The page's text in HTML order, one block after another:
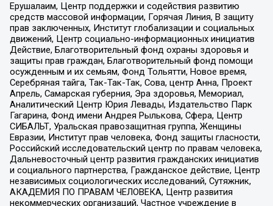
Ерушалаим, Центр поддержки и содействия развитию
средств массовой информации, Горячая Линия, В защиту
прав заключенных, Институт глобализации и социальных
движений, Центр социально-информационных инициатив
Действие, Благотворительный фонд охраны здоровья и
защиты прав граждан, Благотворительный фонд помощи
осужденным и их семьям, Фонд Тольятти, Новое время,
Серебряная тайга, Так-Так-Так, Сова, центр Анна, Проект
Апрель, Самарская губерния, Эра здоровья, Мемориал,
Аналитический Центр Юрия Левады, Издательство Парк
Гагарина, Фонд имени Андрея Рылькова, Сфера, Центр
СИБАЛЬТ, Уральская правозащитная группа, Женщины
Евразии, Институт прав человека, Фонд защиты гласности,
Российский исследовательский центр по правам человека,
Дальневосточный центр развития гражданских инициатив
и социального партнерства, Гражданское действие, Центр
независимых социологических исследований, Сутяжник,
АКАДЕМИЯ ПО ПРАВАМ ЧЕЛОВЕКА, Центр развития
некоммерческих организаций, Частное учреждение в